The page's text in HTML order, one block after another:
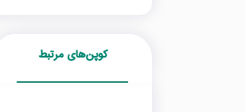
کوپن‌های مرتبط